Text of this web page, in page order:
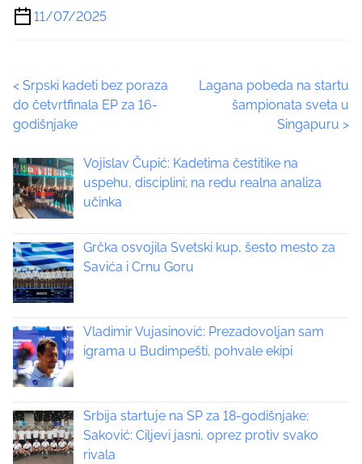
a
r
h
i
s
o
s
t
n
:
11/07/2025
P
o
s
t
s
n
a
i
g
a
t
< Srpski kadeti bez poraza
do četvrtfinala EP za 16-
godišnjake
Lagana pobeda na startu
šampionata sveta u
Singapuru >
Vojislav Čupić: Kadetima čestitike na
uspehu, disciplini; na redu realna analiza
učinka
Grčka osvojila Svetski kup, šesto mesto za
Savića i Crnu Goru
Vladimir Vujasinović: Prezadovoljan sam
igrama u Budimpešti, pohvale ekipi
Srbija startuje na SP za 18-godišnjake;
Saković: Ciljevi jasni, oprez protiv svako
rivala